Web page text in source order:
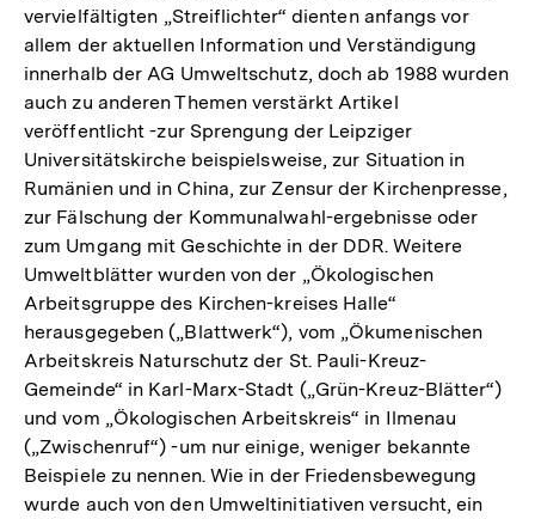
vervielfältigten „Streiflichter“ dienten anfangs vor
allem der aktuellen Information und Verständigung
innerhalb der AG Umweltschutz, doch ab 1988 wurden
auch zu anderen Themen verstärkt Artikel
veröffentlicht -zur Sprengung der Leipziger
Universitätskirche beispielsweise, zur Situation in
Rumänien und in China, zur Zensur der Kirchenpresse,
zur Fälschung der Kommunalwahl-ergebnisse oder
zum Umgang mit Geschichte in der DDR. Weitere
Umweltblätter wurden von der „Ökologischen
Arbeitsgruppe des Kirchen-kreises Halle“
herausgegeben („Blattwerk“), vom „Ökumenischen
Arbeitskreis Naturschutz der St. Pauli-Kreuz-
Gemeinde“ in Karl-Marx-Stadt („Grün-Kreuz-Blätter“)
und vom „Ökologischen Arbeitskreis“ in Ilmenau
(„Zwischenruf“) -um nur einige, weniger bekannte
Beispiele zu nennen. Wie in der Friedensbewegung
wurde auch von den Umweltinitiativen versucht, ein